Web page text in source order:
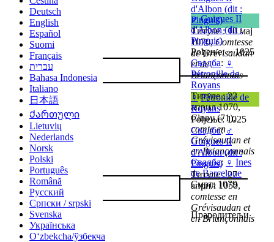
d'Albon (dit :
Pinguis)
Титуле : 10 мај
1070,Comtesse
de Grévisaudan
et de
Briançonnais
♂ Guigues II
d'Albon (dit :
Pinguis)
Рођење: ~ 1025
Свадба: ♀
Pétronille de
Royans
Титуле : 22
април 1070,
Cluny (71),
comte en
Grévisaudan et
en Briançonnais
Свадба: ♀ Ines
de Barcelone
Смрт: 1079
♀ Pétronille de
Royans
Рођење: 1025
Свадба:♂
Guigues II
d'Albon (dit :
Pinguis)
Титуле : 27
април 1050,
comtesse en
Grévisaudan et
en Briançonnais
Прародитељи
Deutsch
English
Español
Suomi
Français
עברית
Bahasa Indonesia
Italiano
日本語
Ქართული
Lietuvių
Nederlands
Norsk
Polski
Português
Română
Русский
Српски / srpski
Svenska
Українська
Oʻzbekcha/ўзбекча